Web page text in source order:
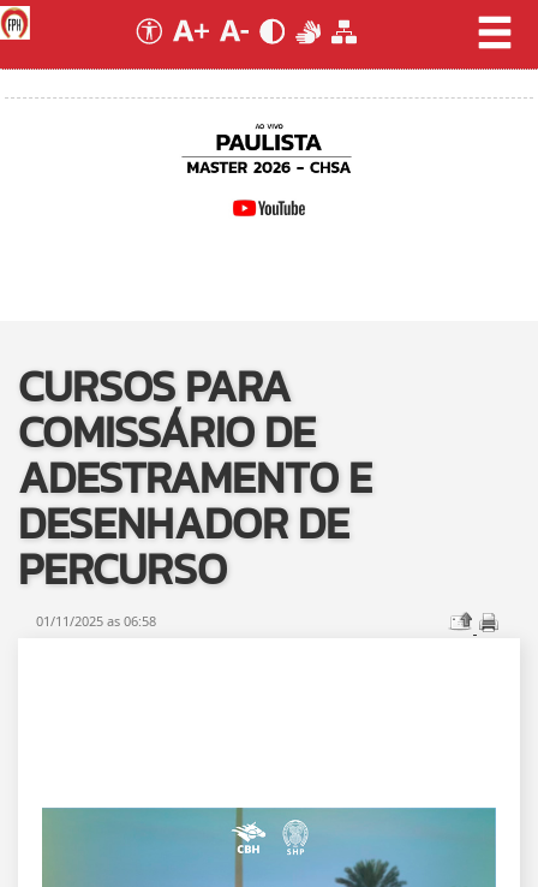
CURSOS PARA
COMISSÁRIO DE
ADESTRAMENTO E
DESENHADOR DE
PERCURSO
01/11/2025 as 06:58